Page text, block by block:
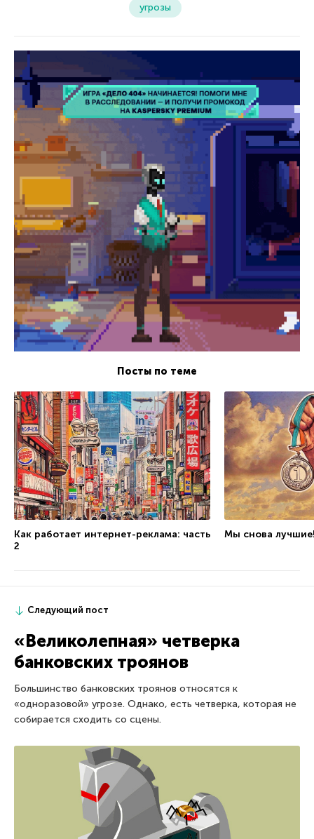
угрозы
Посты по теме
Как работает интернет-реклама: часть
2
Мы снова
Следующий пост
«Великолепная» четверка
банковских троянов
Большинство банковских троянов относятся к
«одноразовой» угрозе. Однако, есть четверка, которая не
собирается сходить со сцены.